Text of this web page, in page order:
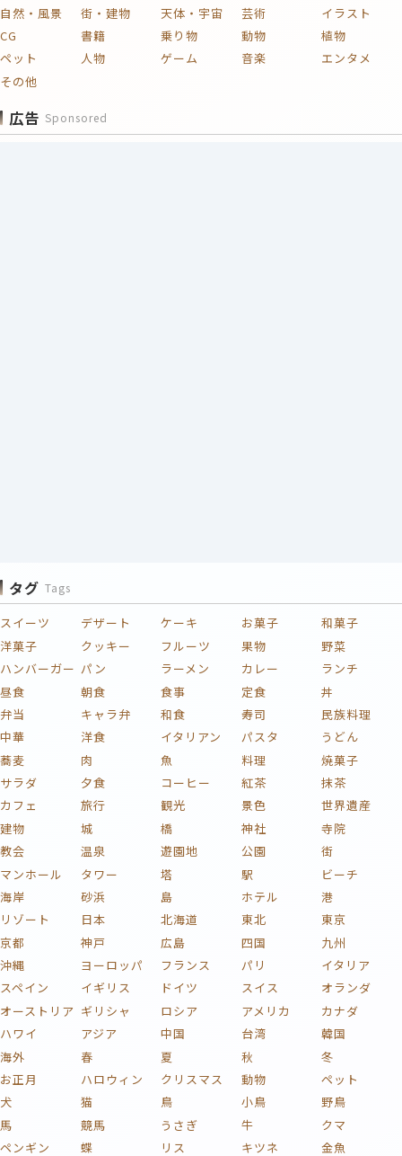
自然・風景 街・建物 天体・宇宙 芸術
イラスト
CG
書籍 乗り物 動物
植物
ペット
人物 ゲーム 音楽
エンタメ
その他
広告 Sponsored
タグ Tags
スイーツ デザート ケーキ お菓子
和菓子
洋菓子
クッキー フルーツ 果物
野菜
ハンバーガー パン ラーメン カレー
ランチ
昼食
朝食 食事 定食
丼
弁当
キャラ弁 和食 寿司
民族料理
中華
洋食 イタリアン パスタ
うどん
蕎麦
肉 魚 料理
焼菓子
サラダ
夕食 コーヒー 紅茶
抹茶
カフェ
旅行 観光 景色
世界遺産
建物
城 橋 神社
寺院
教会
温泉 遊園地 公園
街
マンホール
タワー 塔 駅
ビーチ
海岸
砂浜 島 ホテル
港
リゾート
日本 北海道 東北
東京
京都
神戸 広島 四国
九州
沖縄
ヨーロッパ フランス パリ
イタリア
スペイン
イギリス ドイツ スイス
オランダ
オーストリア ギリシャ ロシア アメリカ
カナダ
ハワイ
アジア 中国 台湾
韓国
海外
春 夏 秋
冬
お正月
ハロウィン クリスマス 動物
ペット
犬
猫 鳥 小鳥
野鳥
馬
競馬 うさぎ 牛
クマ
ペンギン
蝶 リス キツネ
金魚